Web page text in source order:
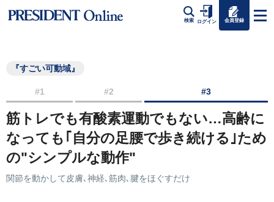
検索 ログイン 会員登録
『すごい可動域』
#1 #2 #3
筋トレでも有酸素運動でもない…高齢に
なっても｢自分の足腰で歩き続ける｣ため
の"シンプルな動作"
関節を動かして皮膚､神経､筋肉､腱をほぐすだけ